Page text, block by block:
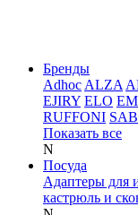
Бренды
Adhoc ALZA
EJIRY ELO
RUFFONI
Показать все
N
Посуда
Адаптеры для
кастрюль и